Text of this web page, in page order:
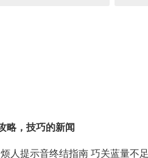
略， 技巧的新闻
烦人提示音终结指南 巧关蓝量不